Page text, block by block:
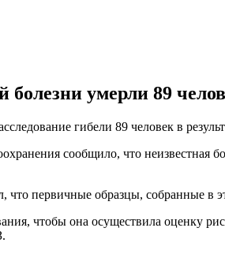
умерли 89
гибели 89 человек в
сообщило, что неизвестная
первичные образцы, собранные в
чтобы она осуществила оценку